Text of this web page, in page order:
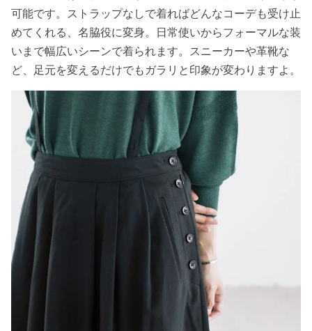
可能です。ストラップなしで着ればどんなコーデも受け止
めてくれる、名脇役に変身。日常使いからフォーマルな装
いまで幅広いシーンで着られます。スニーカーや革靴な
ど、足元を変えるだけでもガラリと印象が変わりますよ。